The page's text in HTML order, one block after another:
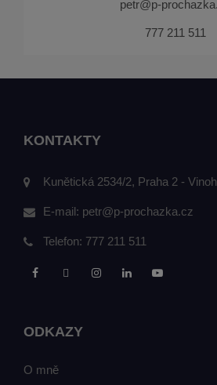
petr@p-
777 211 511
KONTAKTY
Kunětická 2534/2, Praha 2 -
E-mail: petr@p-prochazka.cz
Telefon: 777 211 511
ODKAZY
O mně